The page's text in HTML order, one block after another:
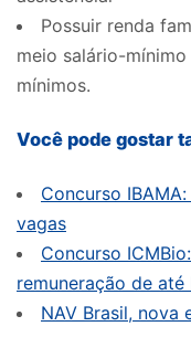
Possuir renda
meio salário-
mínimos.
Você pode gostar
Concurso
vagas
Concurso
remuneração de até
NAV Brasil, nova